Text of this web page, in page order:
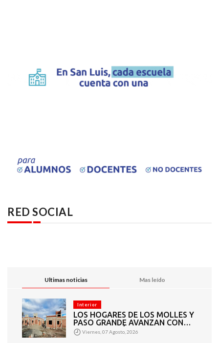
RED SOCIAL
Ultimas noticias Mas leído
Interior
LOS HOGARES DE LOS MOLLES Y
PASO GRANDE AVANZAN CON
MAMPOSTERÍA E
INSTALACIONES
Viernes, 07 Agosto, 2026